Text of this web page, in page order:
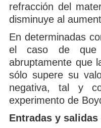
refracción del
disminuye al
En determinadas
el caso de que
abruptamente que
sólo supere su
negativa, tal y
experimento de
Entradas y